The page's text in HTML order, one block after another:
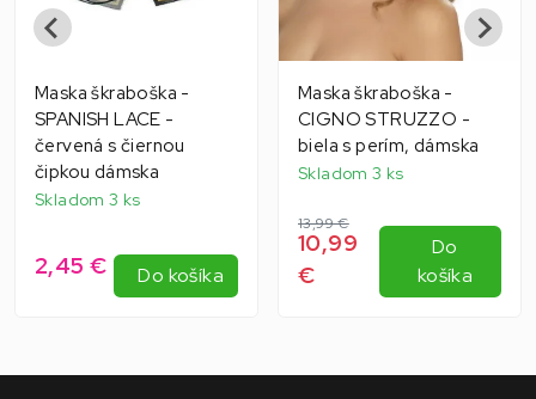
Maska škraboška -
SPANISH LACE -
červená s čiernou
čipkou dámska
Skladom 3 ks
2,45 € Do košíka
Maska škraboška -
CIGNO STRUZZO -
biela s perím, dámska
Skladom 3 ks
13,99 €
10,99
€
Do
košíka